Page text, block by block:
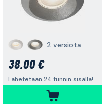
2 versiota
38,00 €
Lähetetään 24 tunnin sisällä!